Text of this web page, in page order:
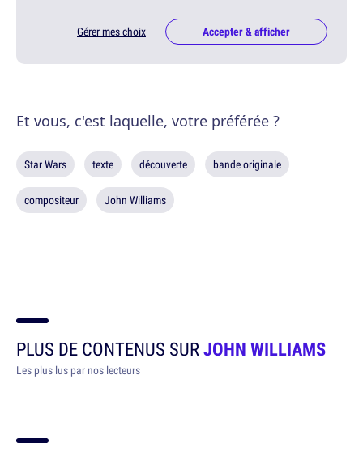
Gérer mes choix Accepter & afficher
Et vous, c'est laquelle, votre préférée ?
Star Wars texte découverte bande originale
compositeur John Williams
PLUS DE CONTENUS SURJOHN WILLIAMS
Les plus lus par nos lecteurs